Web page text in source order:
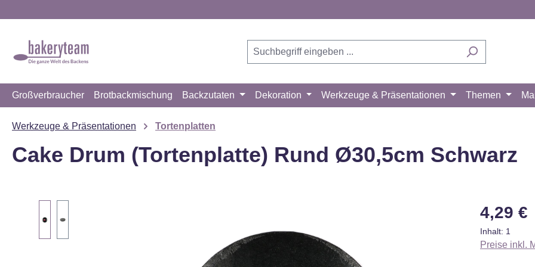
Großverbraucher Brotbackmischung Backzutaten Dekoration Werkzeuge & Präsentationen Themen
Werkzeuge & Präsentationen Tortenplatten
Cake Drum (Tortenplatte) Rund Ø30,5cm Schwarz
Regulärer
4,29 €
Inhalt: 1
Preise inkl.